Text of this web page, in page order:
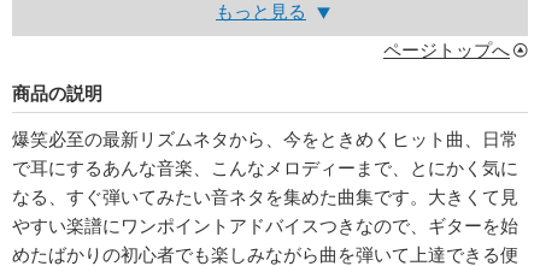
もっと見る
ページトップへ
商品の説明
爆笑必至の最新リズムネタから、今をときめくヒット曲、日常
で耳にするあんな音楽、こんなメロディーまで、とにかく気に
なる、すぐ弾いてみたい音ネタを集めた曲集です。大きくて見
やすい楽譜にワンポイントアドバイスつきなので、ギターを始
めたばかりの初心者でも楽しみながら曲を弾いて上達できる便